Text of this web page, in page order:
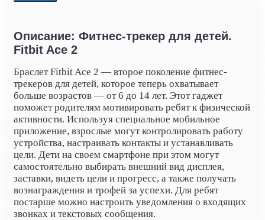
Описание: Фитнес-трекер для детей.
Fitbit Ace 2
Браслет Fitbit Ace 2 — второе поколение фитнес-
трекеров для детей, которое теперь охватывает
больше возрастов — от 6 до 14 лет. Этот гаджет
поможет родителям мотивировать ребят к физической
активности. Используя специальное мобильное
приложение, взрослые могут контролировать работу
устройства, настраивать контакты и устанавливать
цели. Дети на своем смартфоне при этом могут
самостоятельно выбирать внешний вид дисплея,
заставки, видеть цели и прогресс, а также получать
вознаграждения и трофей за успехи. Для ребят
постарше можно настроить уведомления о входящих
звонках и текстовых сообщения.